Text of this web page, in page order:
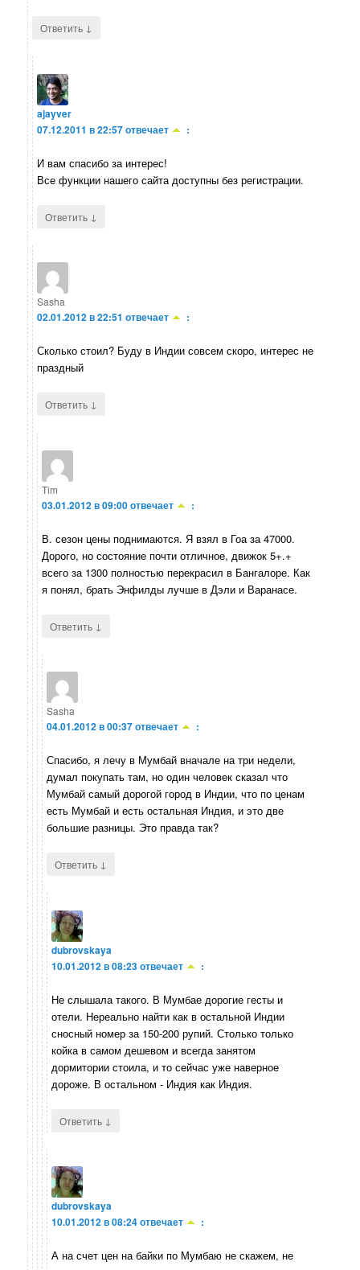
Ответить ↓
ajayver
07.12.2011 в 22:57отвечает :
И вам спасибо за интерес!
Все функции нашего сайта доступны без регистрации.
Ответить ↓
Sasha
02.01.2012 в 22:51 отвечает :
Сколько стоил? Буду в Индии совсем скоро, интерес не
праздный
Ответить ↓
Tim
03.01.2012 в 09:00отвечает :
В. сезон цены поднимаются. Я взял в Гоа за 47000.
Дорого, но состояние почти отличное, движок 5+.+
всего за 1300 полностью перекрасил в Бангалоре. Как
я понял, брать Энфилды лучше в Дэли и Варанасе.
Ответить ↓
Sasha
04.01.2012 в 00:37отвечает :
Спасибо, я лечу в Мумбай вначале на три недели,
думал покупать там, но один человек сказал что
Мумбай самый дорогой город в Индии, что по ценам
есть Мумбай и есть остальная Индия, и это две
большие разницы. Это правда так?
Ответить ↓
dubrovskaya
10.01.2012 в 08:23отвечает :
Не слышала такого. В Мумбае дорогие гесты и
отели. Нереально найти как в остальной Индии
сносный номер за 150-200 рупий. Столько только
койка в самом дешевом и всегда занятом
дормитории стоила, и то сейчас уже наверное
дороже. В остальном - Индия как Индия.
Ответить ↓
dubrovskaya
10.01.2012 в 08:24отвечает :
А на счет цен на байки по Мумбаю не скажем, не